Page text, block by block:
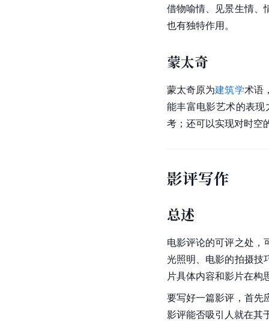
借物喻情、见景生情、
也有独特作用。
蒙太奇
蒙太奇原为建筑学术语
能丰富电影艺术的表
考；还可以实现对时空
影评写作
总述
电影评论的可评之处，
光照明、电影的拍摄技
片具体内容和影片在构
要写好一篇影评，首先
影评能否吸引人就在其